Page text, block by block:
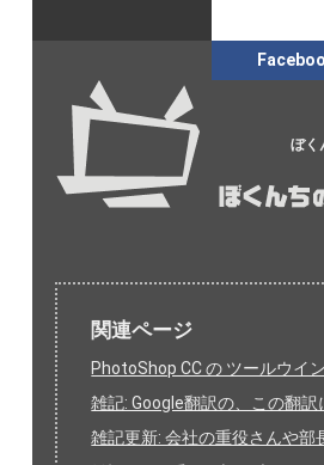
ぼく
関連ページ
PhotoShop CC の ツールウイ
雑記: Google翻訳の、この翻訳
雑記更新: 会社の重役さんや部